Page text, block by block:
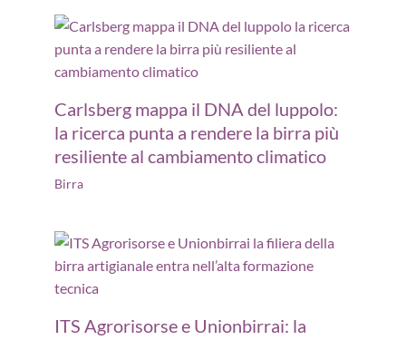
Carlsberg mappa il DNA del luppolo:
la ricerca punta a rendere la birra più
resiliente al cambiamento climatico
Birra
ITS Agrorisorse e Unionbirrai: la